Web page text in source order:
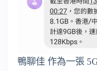
鴨聊佳 作為一張